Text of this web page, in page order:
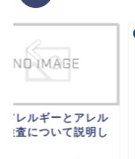
アレルギーとアレル
検査について説明し